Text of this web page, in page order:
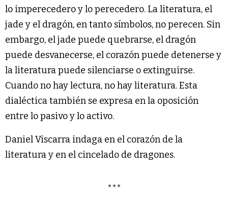
lo imperecedero y lo perecedero. La literatura, el
jade y el dragón, en tanto símbolos, no perecen. Sin
embargo, el jade puede quebrarse, el dragón
puede desvanecerse, el corazón puede detenerse y
la literatura puede silenciarse o extinguirse.
Cuando no hay lectura, no hay literatura. Esta
dialéctica también se expresa en la oposición
entre lo pasivo y lo activo.
Daniel Viscarra indaga en el corazón de la
literatura y en el cincelado de dragones.
***